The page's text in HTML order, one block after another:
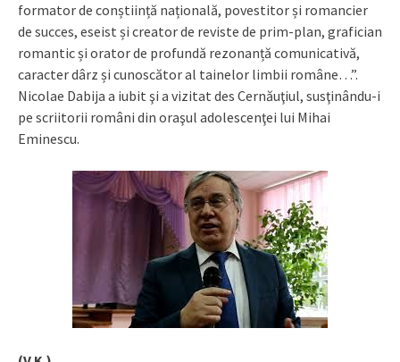
formator de conștiință națională, povestitor și romancier
de succes, eseist și creator de reviste de prim-plan, grafician
romantic și orator de profundă rezonanță comunicativă,
caracter dârz și cunoscător al tainelor limbii române…”.
Nicolae Dabija a iubit şi a vizitat des Cernăuţiul, susţinându-i
pe scriitorii români din oraşul adolescenţei lui Mihai
Eminescu.